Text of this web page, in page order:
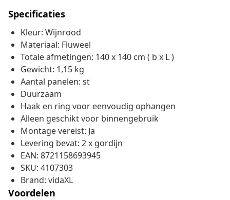
Specificaties
Kleur: Wijnrood
Materiaal: Fluweel
Totale afmetingen: 140 x 140 cm ( b x L )
Gewicht: 1,15 kg
Aantal panelen: st
Duurzaam
Haak en ring voor eenvoudig ophangen
Alleen geschikt voor binnengebruik
Montage vereist: Ja
Levering bevat: 2 x gordijn
EAN: 8721158693945
SKU: 4107303
Brand: vidaXL
Voordelen